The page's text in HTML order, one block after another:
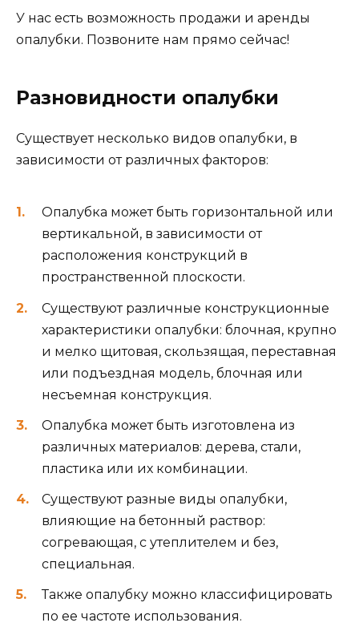
У нас есть возможность продажи и аренды
опалубки. Позвоните нам прямо сейчас!
Разновидности опалубки
Существует несколько видов опалубки, в
зависимости от различных факторов:
Опалубка может быть горизонтальной или
вертикальной, в зависимости от
расположения конструкций в
пространственной плоскости.
Существуют различные конструкционные
характеристики опалубки: блочная, крупно
и мелко щитовая, скользящая, переставная
или подъездная модель, блочная или
несъемная конструкция.
Опалубка может быть изготовлена из
различных материалов: дерева, стали,
пластика или их комбинации.
Существуют разные виды опалубки,
влияющие на бетонный раствор:
согревающая, с утеплителем и без,
специальная.
Также опалубку можно классифицировать
по ее частоте использования.